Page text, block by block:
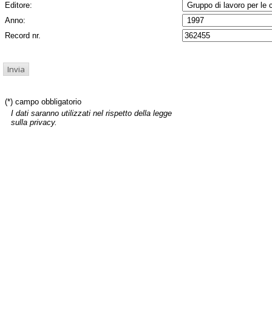
Editore:
Anno:
Record nr.
(*) campo obbligatorio
I dati saranno utilizzati nel rispetto della legge
sulla privacy.